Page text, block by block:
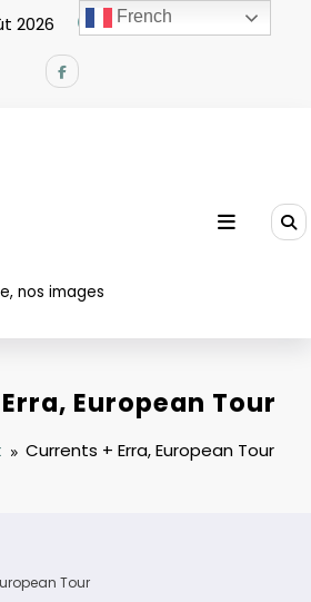
2026 10:16:11 AM
nos images
European Tour
Currents + Erra, European Tour
French